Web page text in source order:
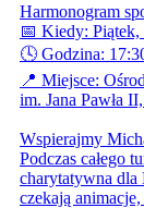
Harmonogram
📅 Kiedy: Piątek,
🕓 Godzina:
📍 Miejsce:
im. Jana Pawła
Wspierajmy
Podczas całego
charytatywna dla
czekają